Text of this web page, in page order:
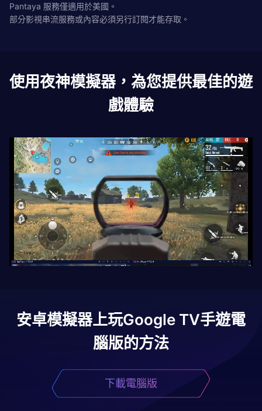
Pantaya 服務僅適用於美國。
部分影視串流服務或內容必須另行訂閱才能存取。
使用夜神模擬器，為您提供最佳的遊
戲體驗
安卓模擬器上玩Google TV手遊電
腦版的方法
下載電腦版